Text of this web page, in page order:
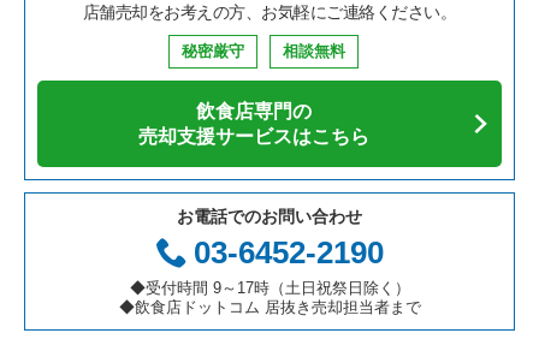
店舗売却をお考えの方、お気軽にご連絡ください。
秘密厳守 相談無料
飲食店専門の
売却支援サービスはこちら
お電話でのお問い合わせ
03-6452-2190
◆受付時間 9～17時（土日祝祭日除く）
◆飲食店ドットコム 居抜き売却担当者まで